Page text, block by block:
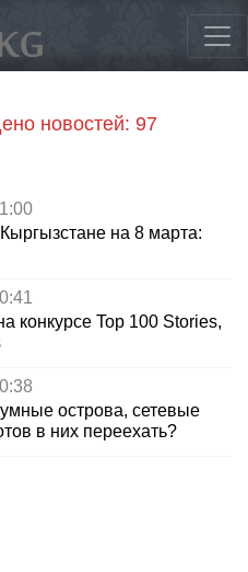
новостей: 97
на 8 марта:
конкурсе Top 100 Stories,
острова, сетевые
в них переехать?